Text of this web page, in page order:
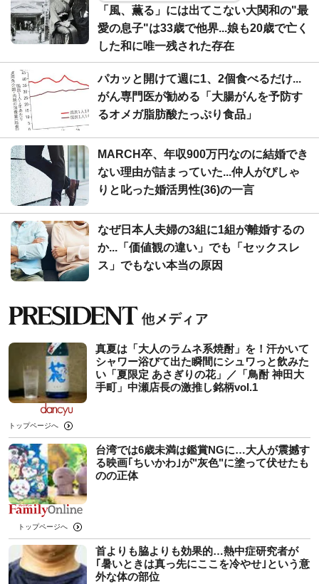
「風、薫る」には出てこない大関和の"最
愛の息子"は33歳で他界...娘も20歳で亡く
した和に唯一残された存在
パカッと開けて週に1、2個食べるだけ...
がん専門医が勧める「大腸がんを予防す
るオメガ脂肪酸たっぷり食品」
MARCH卒、年収900万円なのに結婚でき
ない理由が詰まっていた...仲人がぴしゃ
りと叱った婚活男性(36)の一言
なぜ日本人夫婦の3組に1組が離婚するの
か...「価値観の違い」でも「セックスレ
ス」でもない本当の原因
真夏は「大人のラムネ系焼酎」を！汗かいて
シャワー浴びて出た瞬間にシュワっと飲みた
い「夏限定 あさぎりの花」／「鳥酎 神田大
手町」中瀬店長の激推し銘柄vol.1
トップページへ
台湾では6歳未満は鑑賞NGに…大人が震撼す
る映画｢ちいかわ｣が"灰色"に塗って伏せたも
のの正体
トップページへ
首よりも脇よりも効果的…熱中症研究者が
｢暑いときは真っ先にここを冷やせ｣という意
外な体の部位